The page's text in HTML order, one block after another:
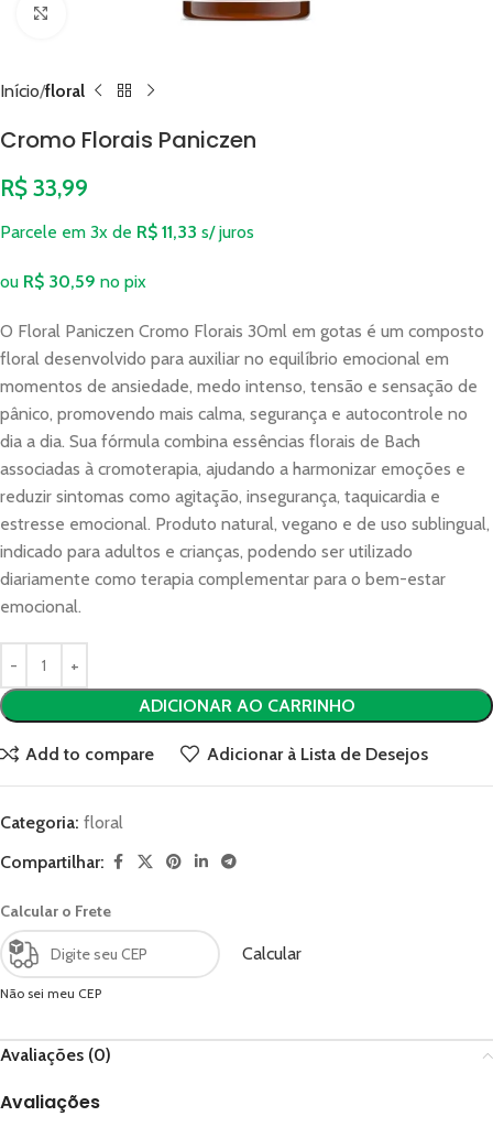
Clique para ampliar
Início floral
Cromo Florais Paniczen
R$ 33,99
Parcele em 3x de R$ 11,33 s/ juros
ou R$ 30,59 no pix
O Floral Paniczen Cromo Florais 30ml em gotas é um composto
floral desenvolvido para auxiliar no equilíbrio emocional em
momentos de ansiedade, medo intenso, tensão e sensação de
pânico, promovendo mais calma, segurança e autocontrole no
dia a dia. Sua fórmula combina essências florais de Bach
associadas à cromoterapia, ajudando a harmonizar emoções e
reduzir sintomas como agitação, insegurança, taquicardia e
estresse emocional. Produto natural, vegano e de uso sublingual,
indicado para adultos e crianças, podendo ser utilizado
diariamente como terapia complementar para o bem-estar
emocional.
ADICIONAR AO CARRINHO
Add to compare Adicionar à Lista de Desejos
Categoria: floral
Compartilhar:
Calcular o Frete
Calcular
Não sei meu CEP
Avaliações (0)
Avaliações